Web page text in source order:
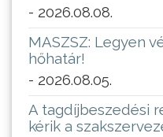
- 2026.08.08.
MASZSZ: Legyen
hőhatár!
- 2026.08.05.
A tagdíjbeszedési
kérik a